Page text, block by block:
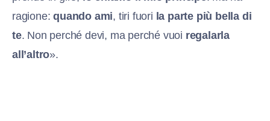
ragione:quando ami, tiri fuori la parte più bella di
te. Non perché devi, ma perché vuoi regalarla
all’altro».